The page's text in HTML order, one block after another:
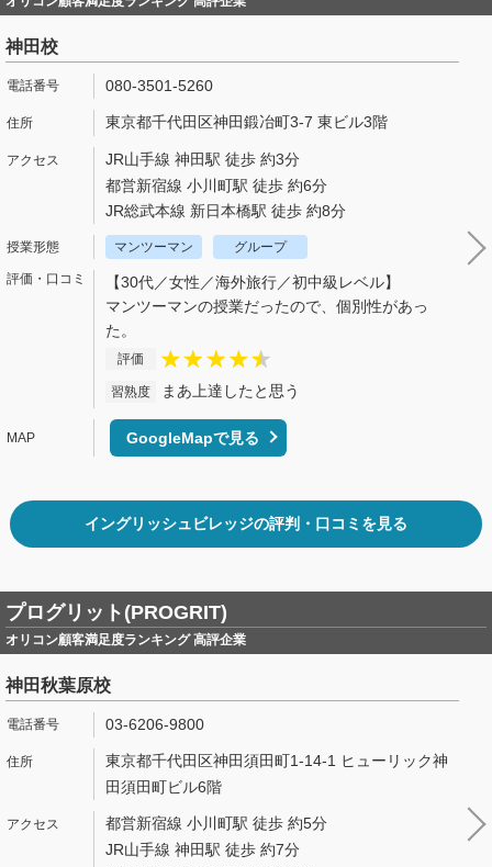
神田校
080-3501-5260
東京都千代田区神田鍛冶町3-7 東ビル3階
JR山手線 神田駅 徒歩 約3分
都営新宿線 小川町駅 徒歩 約6分
JR総武本線 新日本橋駅 徒歩 約8分
マンツーマン グループ
【30代／女性／海外旅行／初中級レベル】
マンツーマンの授業だったので、個別性があっ
た。
評価
習熟度 まあ上達したと思う
GoogleMapで見る
イングリッシュビレッジの評判・口コミを見る
プログリット(PROGRIT)
オリコン顧客満足度ランキング 高評企業
神田秋葉原校
03-6206-9800
東京都千代田区神田須田町1-14-1 ヒューリック神
田須田町ビル6階
都営新宿線 小川町駅 徒歩 約5分
JR山手線 神田駅 徒歩 約7分